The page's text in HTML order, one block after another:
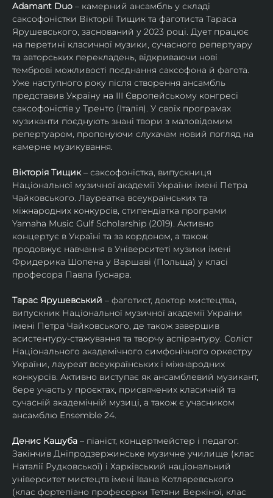
Adamant Duo – камерний ансамбль у складі
саксофоністки Вікторії Тищик та фаготиста Тараса
Ярушевського, заснований у 2023 році. Дует працює
на перетині класичної музики, сучасного репертуару
та авторських перекладень, відкриваючи нові
темброві можливості поєднання саксофона й фагота.
Уже наступного року після створення ансамбль
представив Україну на ІІІ Європейському конгресі
саксофоністів у Тренто (Італія). У своїх програмах
музиканти поєднують знані твори з маловідомим
репертуаром, пропонуючи слухачам новий погляд на
камерне музикування.
Вікторія Тищик – саксофоністка, випускниця
Національної музичної академії України імені Петра
Чайковського. Лауреатка всеукраїнських та
міжнародних конкурсів, стипендіатка програми
Yamaha Music Gulf Scholarship (2019). Активно
концертує в Україні та за кордоном, а також
продовжує навчання в Університеті музики імені
Фридерика Шопена у Варшаві (Польща) у класі
професора Павла Гуснара.
Тарас Ярушевський – фаготист, доктор мистецтва,
випускник Національної музичної академії України
імені Петра Чайковського, де також завершив
асистентуру-стажування та творчу аспірантуру. Соліст
Національного академічного симфонічного оркестру
України, лауреат всеукраїнських і міжнародних
конкурсів. Активно виступає як ансамблевий музикант,
бере участь у проєктах, присвячених класичній та
сучасній академічній музиці, а також є учасником
ансамблю Ensemble 24.
Денис Кашуба – піаніст, концертмейстер і педагог.
Закінчив Дніпродзержинське музичне училище (клас
Наталії Рудковської) і Харківський національний
університет мистецтв імені Івана Котляревського
(клас фортепіано професорки Тетяни Веркіної, клас